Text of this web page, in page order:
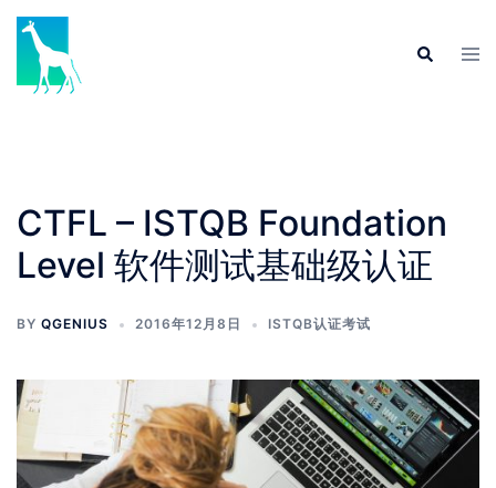
Skip
content
Search
CTFL – ISTQB Foundation
Level 软件测试基础级认证
BY QGENIUS 2016年12月8日 ISTQB认证考试